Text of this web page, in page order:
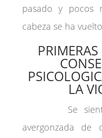
pasado y pocos
cabeza se ha
LA
Se siente
avergonzada